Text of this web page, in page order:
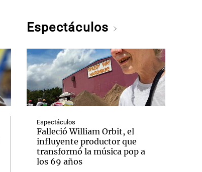
Espectáculos
Espectáculos
Falleció William Orbit, el
influyente productor que
transformó la música pop a
los 69 años